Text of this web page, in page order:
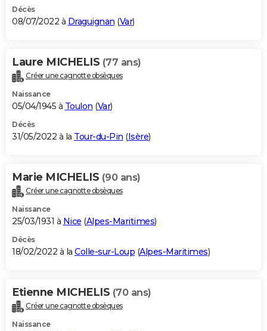
Décès
08/07/2022 à Draguignan (Var)
Laure MICHELIS (77 ans)
Créer une cagnotte obsèques
Naissance
05/04/1945 à Toulon (Var)
Décès
31/05/2022 à la Tour-du-Pin (Isère)
Marie MICHELIS (90 ans)
Créer une cagnotte obsèques
Naissance
25/03/1931 à Nice (Alpes-Maritimes)
Décès
18/02/2022 à la Colle-sur-Loup (Alpes-Maritimes)
Etienne MICHELIS (70 ans)
Créer une cagnotte obsèques
Naissance